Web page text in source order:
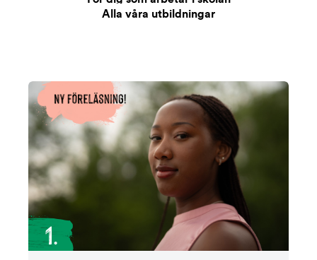
Alla våra utbildningar
1.